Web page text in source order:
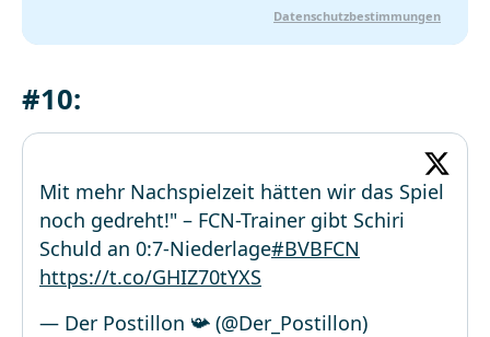
Datenschutzbestimmungen
#10:
Mit mehr Nachspielzeit hätten wir das Spiel
noch gedreht!" – FCN-Trainer gibt Schiri
Schuld an 0:7-Niederlage#BVBFCN
https://t.co/GHIZ70tYXS
— Der Postillon 📯 (@Der_Postillon)